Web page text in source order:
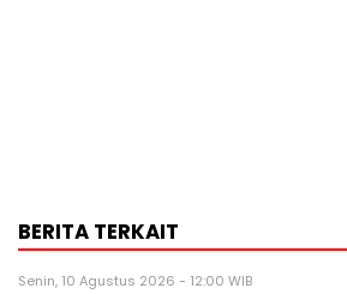
BERITA TERKAIT
Senin, 10 Agustus 2026 - 12:00 WIB